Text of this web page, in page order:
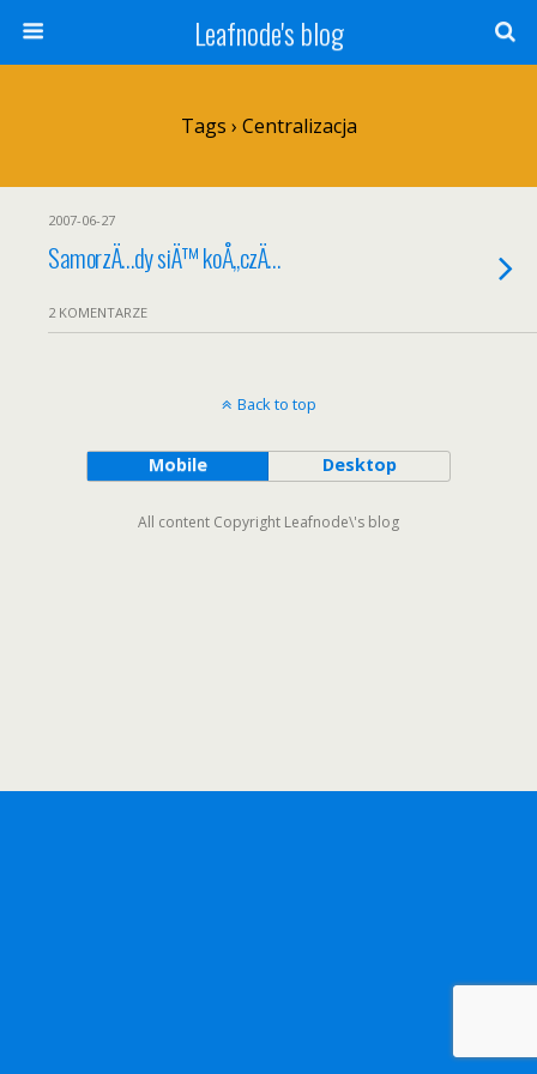
Leafnode's blog
Tags › Centralizacja
2007-06-27
SamorzÄ…dy siÄ™ koÅ„czÄ…
2 KOMENTARZE
Back to top
Mobile Desktop
All content Copyright Leafnode\'s blog